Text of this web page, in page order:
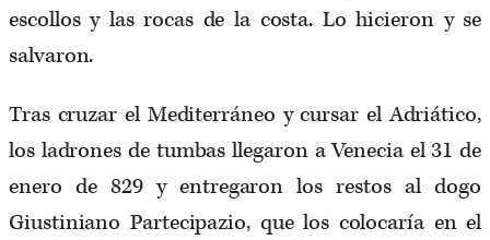
escollos y las rocas de la costa. Lo hicieron y se
salvaron.
Tras cruzar el Mediterráneo y cursar el Adriático,
los ladrones de tumbas llegaron a Venecia el 31 de
enero de 829 y entregaron los restos al dogo
Giustiniano Partecipazio, que los colocaría en el